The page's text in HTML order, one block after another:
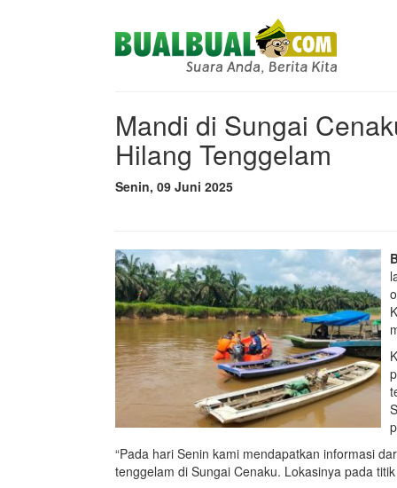
Mandi di Sungai
Hilang Tenggelam
Senin, 09 Juni 2025
“Pada hari Senin kami mendapatkan informasi
tenggelam di Sungai Cenaku. Lokasinya pada